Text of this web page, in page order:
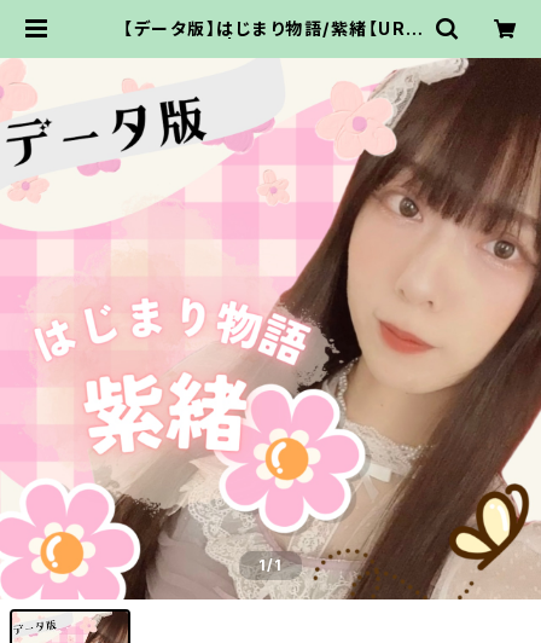
【データ版】はじまり物語/紫緒【URL
1/1